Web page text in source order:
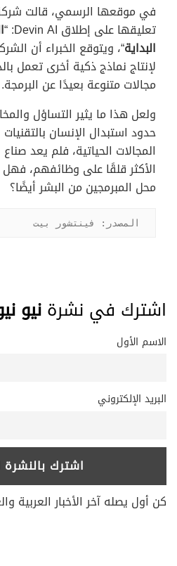
تعليقها على إطلاق Devin AI: “
البداية“، ويتوقع الخبراء أن
لإنتاج نماذج ذكية أخرى تعمل
مجالات متنوعة بعيدًا عن البرمجة.
ولعل هذا ما يثير التساؤل
حدود استبدال الإنسان
المجالات الحياتية، فلم يعد
الأكثر قلقًا على وظائفهم،
محل المبرمجين من البشر أيضًا؟
المصدر: فينتشور بيت
اشترك في نشرةنيو
الاسم الأول
البريد الإلكتروني
كن أول يصله آخر الأخبار العربية